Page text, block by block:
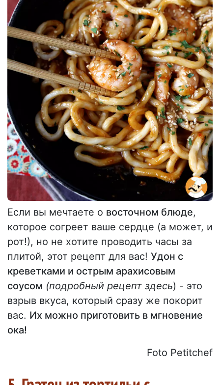
Если вы мечтаете о восточном блюде,
которое согреет ваше сердце (а может, и
рот!), но не хотите проводить часы за
плитой, этот рецепт для вас! Удон с
креветками и острым арахисовым
соусом (подробный рецепт здесь) - это
взрыв вкуса, который сразу же покорит
вас. Их можно приготовить в мгновение
ока!
Foto Petitchef